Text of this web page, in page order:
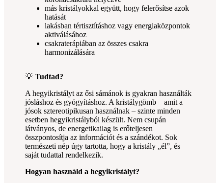
más kristályokkal együtt, hogy felerősítse azok
hatását
lakásban tértisztításhoz vagy energiaközpontok
aktiválásához
csakraterápiában az összes csakra
harmonizálására
💡Tudtad?
A hegyikristályt az ősi sámánok is gyakran használták
jósláshoz és gyógyításhoz. A kristálygömb – amit a
jósok sztereotipikusan használnak – szinte minden
esetben hegyikristályból készült. Nem csupán
látványos, de energetikailag is erőteljesen
összpontosítja az információt és a szándékot. Sok
természeti nép úgy tartotta, hogy a kristály „él”, és
saját tudattal rendelkezik.
Hogyan használd a hegyikristályt?